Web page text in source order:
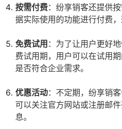
按需付费：纷享销客还提供
据实际使用的功能进行付费，
免费试用 ：为了让用户更好
费试用期，用户可以在试用
是否符合企业需求。
优惠活动：不定期，纷享销
可以关注官方网站或注册邮
息。